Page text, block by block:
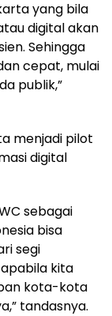
yang bila
digital akan
Sehingga
cepat, mulai
publik,”
menjadi pilot
digital
sebagai
bisa
segi
kita
kota-kota
tandasnya.